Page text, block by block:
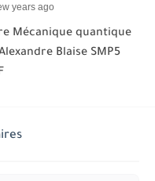
years ago
Mécanique quantique
Blaise SMP5